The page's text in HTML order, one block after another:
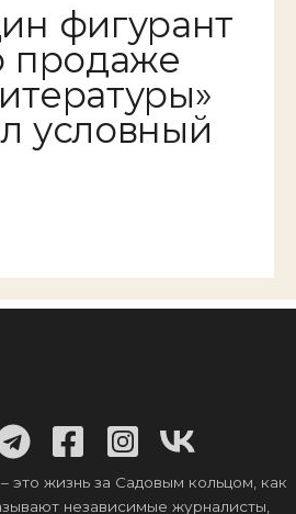
фигурант
продаже
условный
жизнь за Садовым кольцом, как
независимые журналисты,